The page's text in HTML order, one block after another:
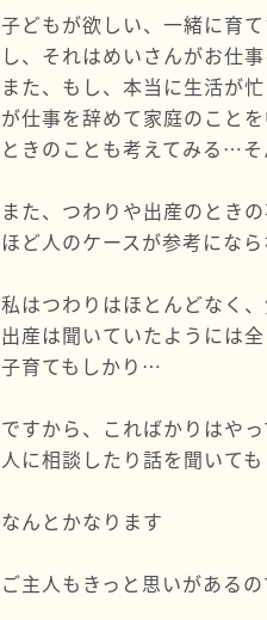
子どもが欲しい、一緒に育
し、それはめいさんがお仕
また、もし、本当に生活が
が仕事を辞めて家庭のこと
ときのことも考えてみる…
また、つわりや出産のとき
ほど人のケースが参考にな
私はつわりはほとんどなく
出産は聞いていたようには
子育てもしかり…
ですから、こればかりはや
人に相談したり話を聞いて
なんとかなります
ご主人もきっと思いがある